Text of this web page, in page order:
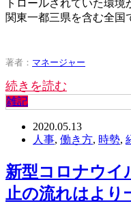
トロールされていた環
関東一都三県を含む全
著者： マネージャー
続きを読む
雑記
2020.05.13
人事, 働き方, 時勢,
新型コロナウイ
止の流れはより